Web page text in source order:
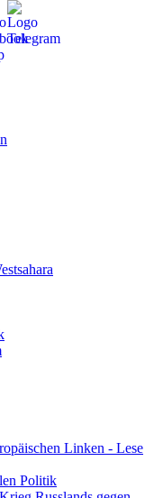
Linken - Lese
Politik